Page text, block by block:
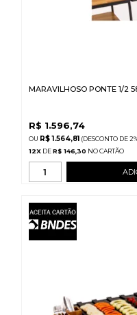
MARAVILHOSO PONTE 1/2
R$ 1.596,74
R$ 1.564,81 (DESCONTO DE
12X DE R$ 146,30